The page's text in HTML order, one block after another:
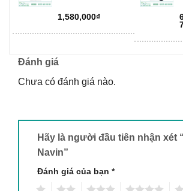
hạng5.00
5 sao
1,580,000₫
Đánh giá
Chưa có đánh giá nào.
Hãy là người đầu tiên nhận xét
Navin”
Đánh giá của bạn *